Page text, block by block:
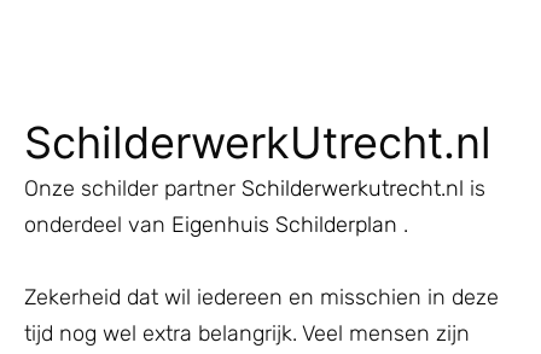
SchilderwerkUtrecht.nl
Onze schilder partner Schilderwerkutrecht.nl is
onderdeel van Eigenhuis Schilderplan .
Zekerheid dat wil iedereen en misschien in deze
tijd nog wel extra belangrijk. Veel mensen zijn